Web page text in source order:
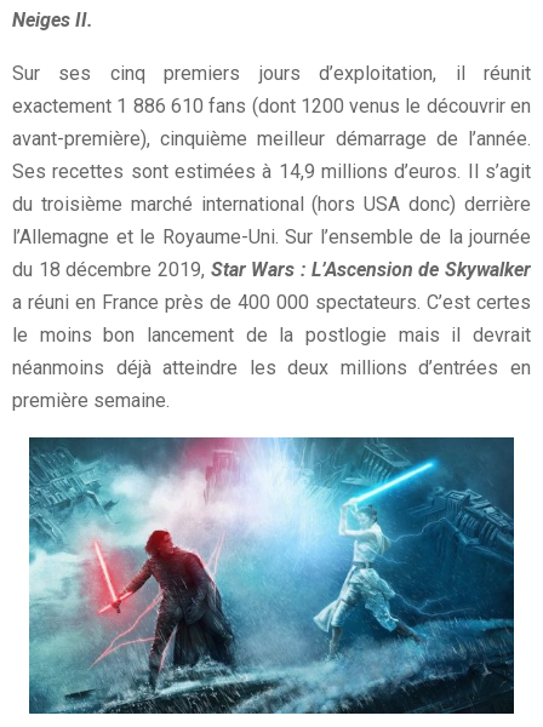
Neiges II.
Sur ses cinq premiers jours d’exploitation, il réunit
exactement 1 886 610 fans (dont 1200 venus le découvrir en
avant-première), cinquième meilleur démarrage de l’année.
Ses recettes sont estimées à 14,9 millions d’euros. Il s’agit
du troisième marché international (hors USA donc) derrière
l’Allemagne et le Royaume-Uni. Sur l’ensemble de la journée
du 18 décembre 2019, Star Wars : L’Ascension de Skywalker
a réuni en France près de 400 000 spectateurs. C’est certes
le moins bon lancement de la postlogie mais il devrait
néanmoins déjà atteindre les deux millions d’entrées en
première semaine.